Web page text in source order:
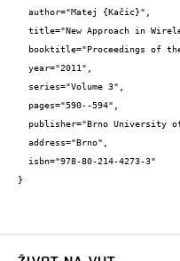
}